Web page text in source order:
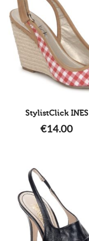
StylistClick INES
€14.00